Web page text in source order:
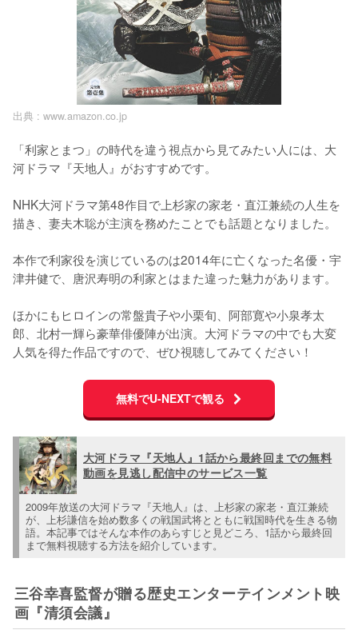
出典 : www.amazon.co.jp
「利家とまつ」の時代を違う視点から見てみたい人には、大
河ドラマ『天地人』がおすすめです。
NHK大河ドラマ第48作目で上杉家の家老・直江兼続の人生を
描き、妻夫木聡が主演を務めたことでも話題となりました。
本作で利家役を演じているのは2014年に亡くなった名優・宇
津井健で、唐沢寿明の利家とはまた違った魅力があります。
ほかにもヒロインの常盤貴子や小栗旬、阿部寛や小泉孝太
郎、北村一輝ら豪華俳優陣が出演。大河ドラマの中でも大変
人気を得た作品ですので、ぜひ視聴してみてください！
無料でU-NEXTで観る
大河ドラマ『天地人』1話から最終回までの無料
動画を見逃し配信中のサービス一覧
2009年放送の大河ドラマ『天地人』は、上杉家の家老・直江兼続
が、上杉謙信を始め数多くの戦国武将とともに戦国時代を生きる物
語。本記事ではそんな本作のあらすじと見どころ、1話から最終回
まで無料視聴する方法を紹介しています。
三谷幸喜監督が贈る歴史エンターテインメント映
画『清須会議』